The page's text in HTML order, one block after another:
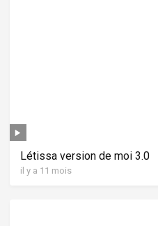
Létissa version de moi 3.0
il y a 11 mois